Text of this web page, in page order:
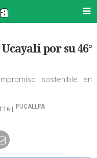
por su 46°
sostenible en
|
PUCALLPA